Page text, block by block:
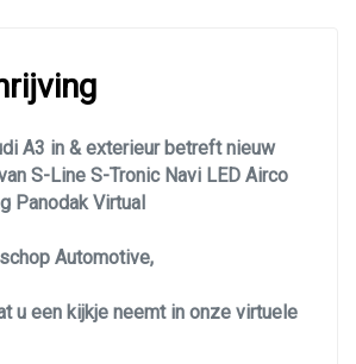
velgen 18"
A3 in & exterieur betreft nieuw
S-Line S-Tronic Navi LED Airco
Panodak Virtual
Automotive,
u een kijkje neemt in onze virtuele